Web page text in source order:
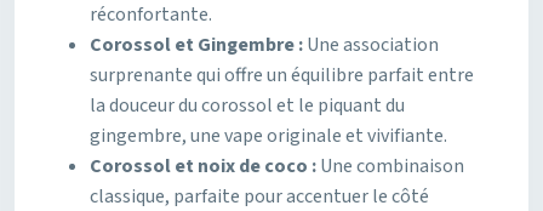
réconfortante.
Corossol et Gingembre :Une association
surprenante qui offre un équilibre parfait entre
la douceur du corossol et le piquant du
gingembre, une vape originale et vivifiante.
Corossol et noix de coco :Une combinaison
classique, parfaite pour accentuer le côté